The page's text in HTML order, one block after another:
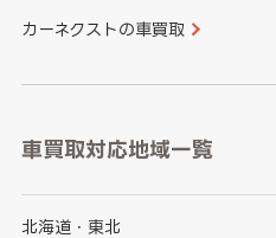
カーネクストの車買取
車買取対応地域一覧
北海道・東北